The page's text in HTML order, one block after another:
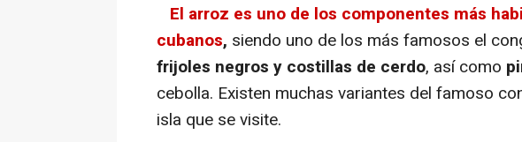
El arroz es uno de los componentes más
cubanos, siendo uno de los más famosos el
frijoles negros y costillas de cerdo, así como
cebolla. Existen muchas variantes del famoso
isla que se visite.